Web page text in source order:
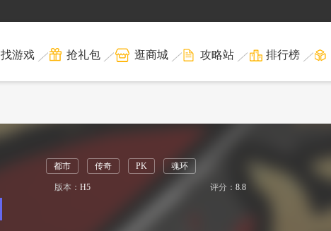
找游戏 抢礼包 逛商城 攻略站 排行榜
都市 传奇 PK 魂环
版本： H5 评分： 8.8